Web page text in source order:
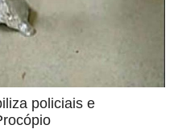
policiais e